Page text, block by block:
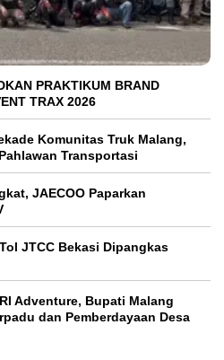
PRAKTIKUM BRAND
TRAX 2026
Komunitas Truk Malang,
Transportasi
JAECOO Paparkan
JTCC Bekasi Dipangkas
Adventure, Bupati Malang
dan Pemberdayaan Desa